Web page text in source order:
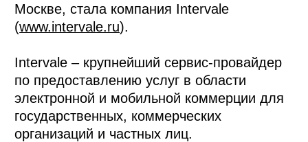
Москве, стала компания Intervale
(www.intervale.ru).
Intervale – крупнейший сервис-провайдер
по предоставлению услуг в области
электронной и мобильной коммерции для
государственных, коммерческих
организаций и частных лиц.